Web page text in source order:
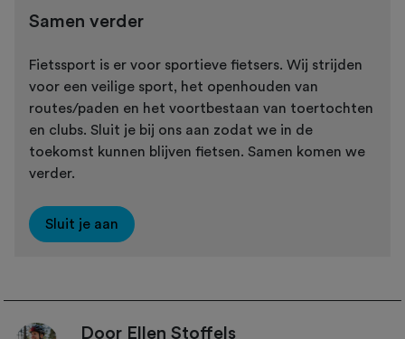
Samen verder
Fietssport is er voor sportieve fietsers. Wij strijden
voor een veilige sport, het openhouden van
routes/paden en het voortbestaan van toertochten
en clubs. Sluit je bij ons aan zodat we in de
toekomst kunnen blijven fietsen. Samen komen we
verder.
Sluit je aan
Door Ellen Stoffels